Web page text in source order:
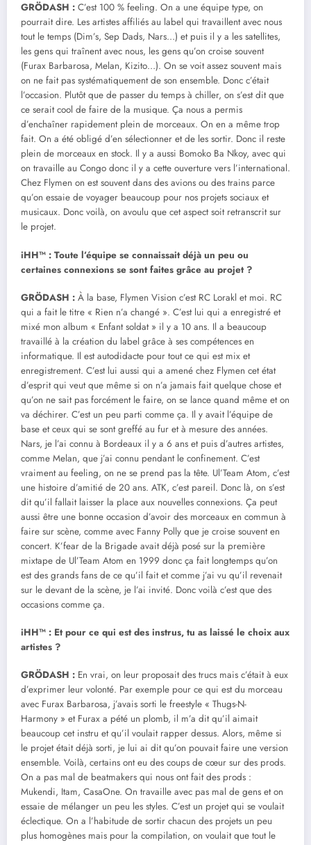
GRÖDASH : C’est 100 % feeling. On a une équipe type, on
pourrait dire. Les artistes affiliés au label qui travaillent avec nous
tout le temps (Dim’s, Sep Dads, Nars…) et puis il y a les satellites,
les gens qui traînent avec nous, les gens qu’on croise souvent
(Furax Barbarosa, Melan, Kizito…). On se voit assez souvent mais
on ne fait pas systématiquement de son ensemble. Donc c’était
l’occasion. Plutôt que de passer du temps à chiller, on s’est dit que
ce serait cool de faire de la musique. Ça nous a permis
d’enchaîner rapidement plein de morceaux. On en a même trop
fait. On a été obligé d’en sélectionner et de les sortir. Donc il reste
plein de morceaux en stock. Il y a aussi Bomoko Ba Nkoy, avec qui
on travaille au Congo donc il y a cette ouverture vers l’international.
Chez Flymen on est souvent dans des avions ou des trains parce
qu’on essaie de voyager beaucoup pour nos projets sociaux et
musicaux. Donc voilà, on avoulu que cet aspect soit retranscrit sur
le projet.
iHH™ : Toute l’équipe se connaissait déjà un peu ou
certaines connexions se sont faites grâce au projet ?
GRÖDASH : À la base, Flymen Vision c’est RC Lorakl et moi. RC
qui a fait le titre « Rien n’a changé ». C’est lui qui a enregistré et
mixé mon album « Enfant soldat » il y a 10 ans. Il a beaucoup
travaillé à la création du label grâce à ses compétences en
informatique. Il est autodidacte pour tout ce qui est mix et
enregistrement. C’est lui aussi qui a amené chez Flymen cet état
d’esprit qui veut que même si on n’a jamais fait quelque chose et
qu’on ne sait pas forcément le faire, on se lance quand même et on
va déchirer. C’est un peu parti comme ça. Il y avait l’équipe de
base et ceux qui se sont greffé au fur et à mesure des années.
Nars, je l’ai connu à Bordeaux il y a 6 ans et puis d’autres artistes,
comme Melan, que j’ai connu pendant le confinement. C’est
vraiment au feeling, on ne se prend pas la tête. Ul’Team Atom, c’est
une histoire d’amitié de 20 ans. ATK, c’est pareil. Donc là, on s’est
dit qu’il fallait laisser la place aux nouvelles connexions. Ça peut
aussi être une bonne occasion d’avoir des morceaux en commun à
faire sur scène, comme avec Fanny Polly que je croise souvent en
concert. K’fear de la Brigade avait déjà posé sur la première
mixtape de Ul’Team Atom en 1999 donc ça fait longtemps qu’on
est des grands fans de ce qu’il fait et comme j’ai vu qu’il revenait
sur le devant de la scène, je l’ai invité. Donc voilà c’est que des
occasions comme ça.
iHH™ : Et pour ce qui est des instrus, tu as laissé le choix aux
artistes ?
GRÖDASH : En vrai, on leur proposait des trucs mais c’était à eux
d’exprimer leur volonté. Par exemple pour ce qui est du morceau
avec Furax Barbarosa, j’avais sorti le freestyle « Thugs-N-
Harmony » et Furax a pété un plomb, il m’a dit qu’il aimait
beaucoup cet instru et qu’il voulait rapper dessus. Alors, même si
le projet était déjà sorti, je lui ai dit qu’on pouvait faire une version
ensemble. Voilà, certains ont eu des coups de cœur sur des prods.
On a pas mal de beatmakers qui nous ont fait des prods :
Mukendi, Itam, CasaOne. On travaille avec pas mal de gens et on
essaie de mélanger un peu les styles. C’est un projet qui se voulait
éclectique. On a l’habitude de sortir chacun des projets un peu
plus homogènes mais pour la compilation, on voulait que tout le